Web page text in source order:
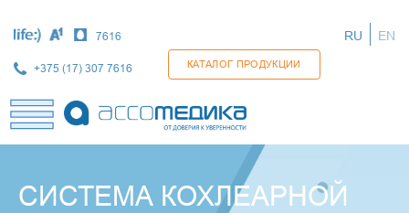
основному
содержанию
7616
+375 (17) 307 7616 КАТАЛОГ ПРОДУКЦИИ
RU EN
СИСТЕМА КОХЛЕАРНОЙ